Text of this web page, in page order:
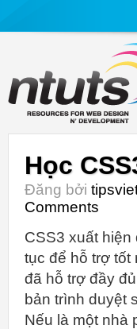
Học
Đăng bởi
Comments
CSS3 xuất
tục để hỗ trợ tốt
đã hỗ trợ đầy
bản trình duyệt
Nếu là một nhà